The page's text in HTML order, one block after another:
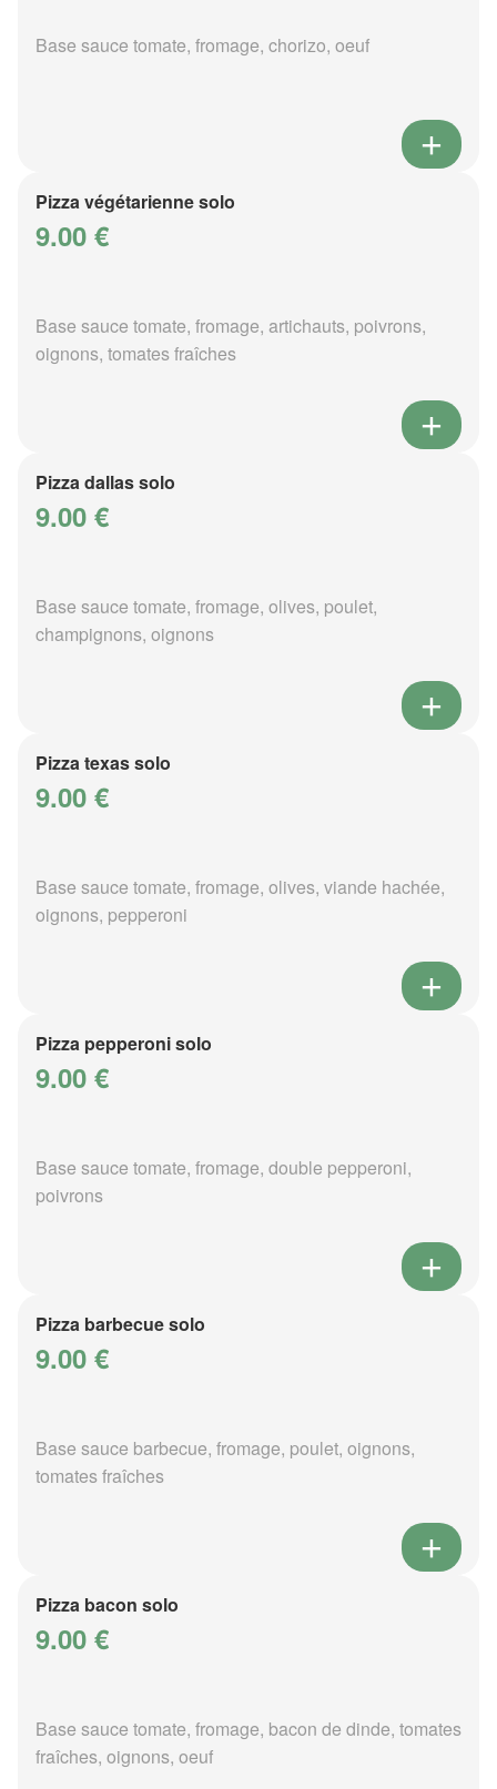
Base sauce tomate, fromage, chorizo, oeuf
Pizza végétarienne solo
9.00 €
Base sauce tomate, fromage, artichauts, poivrons,
oignons, tomates fraîches
Pizza dallas solo
9.00 €
Base sauce tomate, fromage, olives, poulet,
champignons, oignons
Pizza texas solo
9.00 €
Base sauce tomate, fromage, olives, viande hachée,
oignons, pepperoni
Pizza pepperoni solo
9.00 €
Base sauce tomate, fromage, double pepperoni,
poivrons
Pizza barbecue solo
9.00 €
Base sauce barbecue, fromage, poulet, oignons,
tomates fraîches
Pizza bacon solo
9.00 €
Base sauce tomate, fromage, bacon de dinde, tomates
fraîches, oignons, oeuf